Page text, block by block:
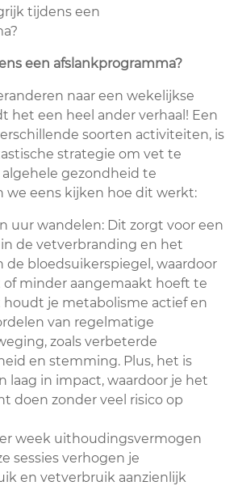
tijdens een
een afslankprogramma?
naar een wekelijkse
het een heel ander verhaal! Een
soorten activiteiten, is
strategie om vet te
gezondheid te
we eens kijken hoe dit werkt:
uur wandelen: Dit zorgt voor een
de vetverbranding en het
de bloedsuikerspiegel, waardoor
of minder aangemaakt hoeft te
houdt je metabolisme actief en
van regelmatige
zoals verbeterde
en stemming. Plus, het is
laag in impact, waardoor je het
doen zonder veel risico op
week uithoudingsvermogen
sessies verhogen je
en vetverbruik aanzienlijk